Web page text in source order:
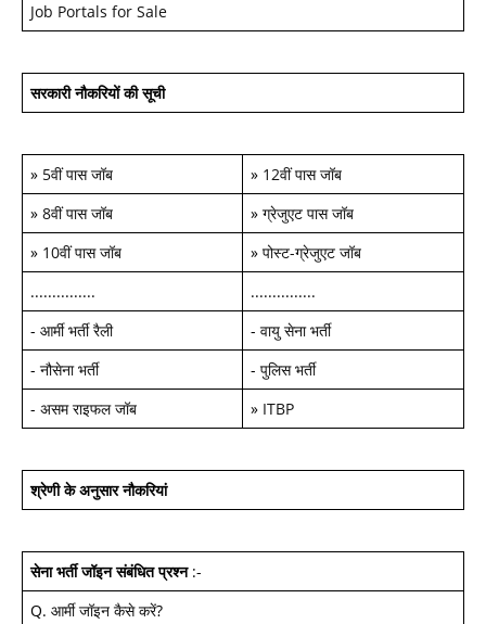
Job Portals for Sale
सरकारी नौकरियों की सूची
» 5वीं पास जॉब » 12वीं पास जॉब
» 8वीं पास जॉब » ग्रेजुएट पास जॉब
» 10वीं पास जॉब » पोस्ट-ग्रेजुएट जॉब
...............
...............
- आर्मी भर्ती रैली - वायु सेना भर्ती
- नौसेना भर्ती - पुलिस भर्ती
- असम राइफल जॉब » ITBP
श्रेणी के अनुसार नौकरियां
सेना भर्ती जॉइन संबंधित प्रश्न:-
Q. आर्मी जॉइन कैसे करें?